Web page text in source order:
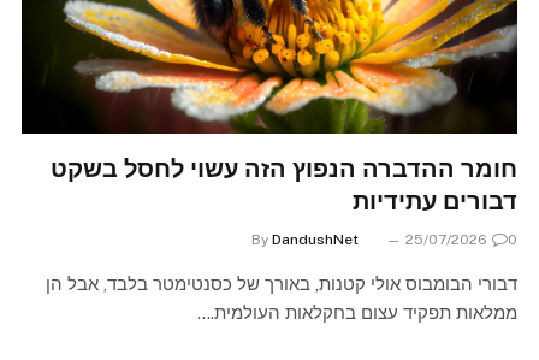
חומר ההדברה הנפוץ הזה עשוי לחסל בשקט
דבורים עתידיות
By DandushNet 25/07/2026 0
דבורי הבומבוס אולי קטנות, באורך של כסנטימטר בלבד, אבל הן
ממלאות תפקיד עצום בחקלאות העולמית.…